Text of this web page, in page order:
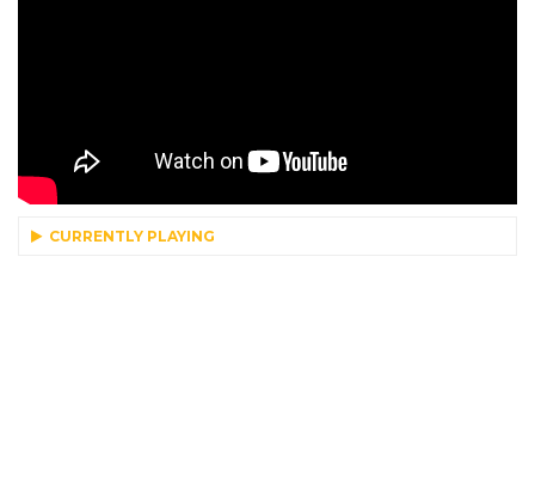
CURRENTLY PLAYING